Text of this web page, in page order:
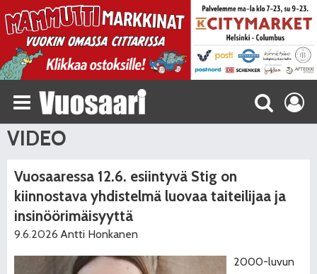
VIDEO
Vuosaaressa 12.6. esiintyvä Stig on
kiinnostava yhdistelmä luovaa taiteilijaa ja
insinöörimäisyyttä
9.6.2026 Antti Honkanen
2000-luvun